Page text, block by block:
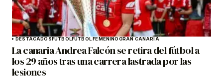
DESTACADOSFÚTBOLFÚTBOL FEMENINOGRAN CANARIA
La canaria Andrea Falcón se retira del fútbol a
los 29 años tras una carrera lastrada por las
lesiones